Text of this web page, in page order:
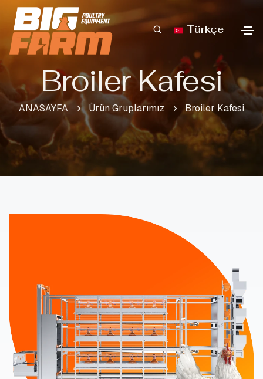
Türkçe
Broiler Kafesi
ANASAYFA Ürün Gruplarımız Broiler Kafesi